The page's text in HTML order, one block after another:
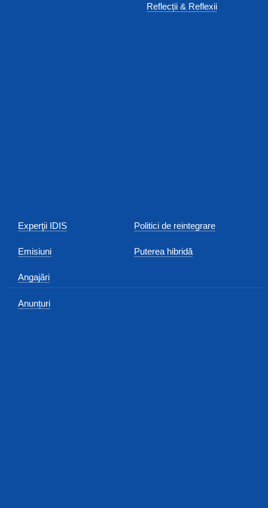
Reflecții & Reflexii
Experţii IDIS
Emisiuni
Angajări
Anunțuri
Politici de reintegrare
Puterea hibridă